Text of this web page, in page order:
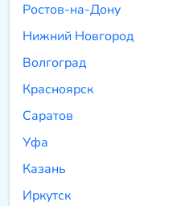
Ростов-на-Дону
Нижний Новгород
Волгоград
Красноярск
Саратов
Уфа
Казань
Иркутск